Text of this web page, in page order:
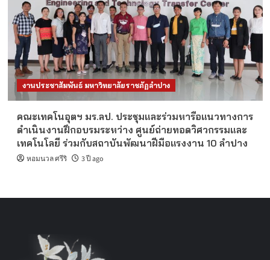
งานประชาสัมพันธ์ มหาวิทยาลัยราชภัฏลำปาง
คณะเทคโนอุตฯ มร.ลป. ประชุมและร่วมหารือแนวทางการ
ดำเนินงานฝึกอบรมระหว่าง ศูนย์ถ่ายทอดวิศวกรรมและ
เทคโนโลยี ร่วมกับสถาบันพัฒนาฝีมือแรงงาน 10 ลำปาง
หอมนวล ศรีริ 3 ปี ago